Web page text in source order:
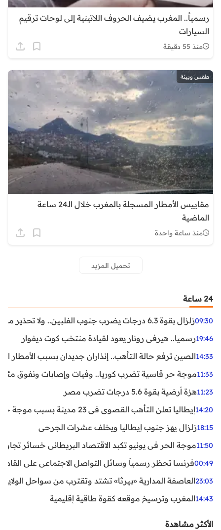
رسمياً.. المغرب يضيف الحروف اللاتينية إلى لوحات ترقيم
السيارات
منذ 55 دقيقة
طقس وبيئة
مقاييس الأمطار المسجلة بالمغرب خلال الـ24 ساعة
الماضية
منذ ساعة واحدة
تحميل المزيد
24 ساعة
09:30زلزال بقوة 6.3 درجات يضرب جنوب الفلبين.. ولا تحذير من تسونامي حتى الآن
19:46رسميا.. هيرفي رونار يعود لقيادة منتخب كوت ديفوار
14:33الصين ترفع حالة التأهب.. إنذاران جديدان بسبب الأمطار
11:33موجة حر قاسية تضرب كوريا.. وفيات وإصابات ونفوق مئات
11:23هزة أرضية بقوة 5.6 درجات تضرب مصر
14:20إيطاليا تعلن التأهب القصوى في 23 مدينة بسبب موجة حر شديدة
18:15زلزال يهز جنوب إيطاليا ويخلف عشرات الجرحى
11:50موجة الحر في يونيو تكبد الاقتصاد البريطاني خسائر تجاوزت 1.5 مليار
00:49فرنسا تحظر رسمياً وسائل التواصل الاجتماعي على القاصرين
23:03العاصفة المدارية «بيرثا» تشتد وتقترب من سواحل
14:43المغرب وترسيخ موقعه كقوة طاقية إقليمية
الأكثر مشاهدة